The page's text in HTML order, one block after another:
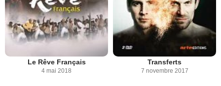
Le Rêve Français
4 mai 2018
Transferts
7 novembre 2017